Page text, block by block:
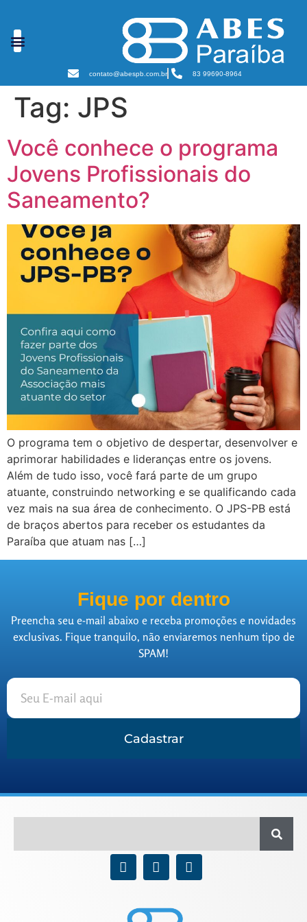
contato@abespb.com.br 83 99690-8964
Tag: JPS
Você conhece o programa
Jovens Profissionais do
Saneamento?
O programa tem o objetivo de despertar, desenvolver e
aprimorar habilidades e lideranças entre os jovens.
Além de tudo isso, você fará parte de um grupo
atuante, construindo networking e se qualificando cada
vez mais na sua área de conhecimento. O JPS-PB está
de braços abertos para receber os estudantes da
Paraíba que atuam nas […]
Fique por dentro
Preencha seu e-mail abaixo e receba promoções e novidades
exclusivas. Fique tranquilo, não enviaremos nenhum tipo de
SPAM!
Cadastrar